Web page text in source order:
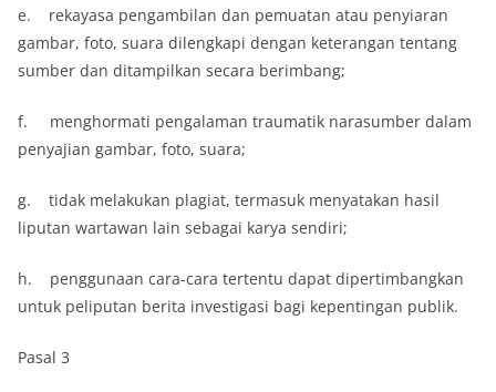
e. rekayasa pengambilan dan pemuatan atau penyiaran
gambar, foto, suara dilengkapi dengan keterangan tentang
sumber dan ditampilkan secara berimbang;
f. menghormati pengalaman traumatik narasumber dalam
penyajian gambar, foto, suara;
g. tidak melakukan plagiat, termasuk menyatakan hasil
liputan wartawan lain sebagai karya sendiri;
h. penggunaan cara-cara tertentu dapat dipertimbangkan
untuk peliputan berita investigasi bagi kepentingan publik.
Pasal 3